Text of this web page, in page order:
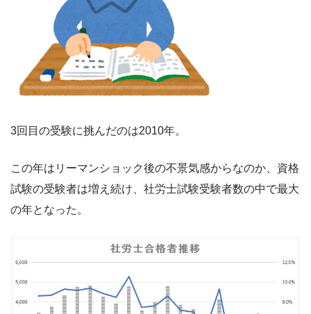
3回目の受験に挑んだのは2010年。
この年はリーマンショック後の不景気感からなのか、資格
試験の受験者は増え続け、社労士試験受験者数の中で最大
の年となった。